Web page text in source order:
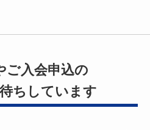
ご入会申込の
ちしています